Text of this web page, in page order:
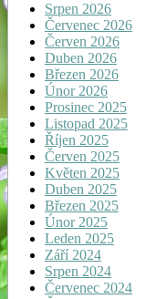
Srpen 2026
Červenec 2026
Červen 2026
Duben 2026
Březen 2026
Únor 2026
Prosinec 2025
Listopad 2025
Říjen 2025
Červen 2025
Květen 2025
Duben 2025
Březen 2025
Únor 2025
Leden 2025
Září 2024
Srpen 2024
Červenec 2024